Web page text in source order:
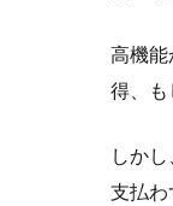
高機
得、も
しか
支払